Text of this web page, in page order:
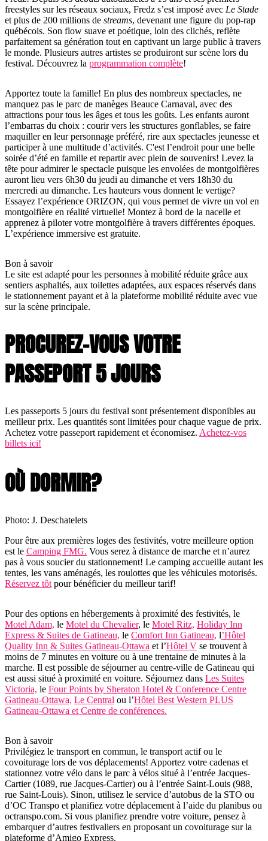
freestyles sur les réseaux sociaux, Fredz s’est imposé avec Le Stade
et plus de 200 millions de streams, devenant une figure du pop-rap
québécois. Son flow suave et poétique, loin des clichés, reflète
parfaitement sa génération tout en captivant un large public à travers
le monde. Plusieurs autres artistes se produiront sur scène lors du
festival. Découvrez la programmation complète!
Apportez toute la famille! En plus des nombreux spectacles, ne
manquez pas le parc de manèges Beauce Carnaval, avec des
attractions pour tous les âges et tous les goûts. Les enfants auront
l’embarras du choix : courir vers les structures gonflables, se faire
maquiller en leur personnage préféré, rire aux spectacles jeunesse et
participer à une multitude d’activités. C'est l’endroit pour une belle
soirée d’été en famille et repartir avec plein de souvenirs! Levez la
tête pour admirer le spectacle puisque les envolées de montgolfières
auront lieu vers 6h30 du jeudi au dimanche et vers 18h30 du
mercredi au dimanche. Les hauteurs vous donnent le vertige?
Essayez l’expérience ORIZON, qui vous permet de vivre un vol en
montgolfière en réalité virtuelle! Montez à bord de la nacelle et
apprenez à piloter votre montgolfière à travers différentes époques.
L’expérience immersive est gratuite.
Bon à savoir
Le site est adapté pour les personnes à mobilité réduite grâce aux
sentiers asphaltés, aux toilettes adaptées, aux espaces réservés dans
le stationnement payant et à la plateforme mobilité réduite avec vue
sur la scène principale.
PROCUREZ-VOUS VOTRE
PASSEPORT 5 JOURS
Les passeports 5 jours du festival sont présentement disponibles au
meilleur prix. Les quantités sont limitées pour chaque vague de prix.
Achetez votre passeport rapidement et économisez. Achetez-vos
billets ici!
OÙ DORMIR?
Photo: J. Deschatelets
Pour être aux premières loges des festivités, votre meilleure option
est le Camping FMG. Vous serez à distance de marche et n’aurez
pas à vous soucier du stationnement! Le camping accueille autant les
tentes, les vans aménagés, les roulottes que les véhicules motorisés.
Réservez tôt pour bénéficier du meilleur tarif!
Pour des options en hébergements à proximité des festivités, le
Motel Adam, le Motel du Chevalier, le Motel Ritz, Holiday Inn
Express & Suites de Gatineau, le Comfort Inn Gatineau, l’Hôtel
Quality Inn & Suites Gatineau-Ottawa et l’Hôtel V se trouvent à
moins de 7 minutes en voiture ou à une trentaine de minutes à la
marche. Il est possible de séjourner au centre-ville de Gatineau qui
est aussi situé à proximité en voiture. Séjournez dans Les Suites
Victoria, le Four Points by Sheraton Hotel & Conference Centre
Gatineau-Ottawa, Le Central ou l’Hôtel Best Western PLUS
Gatineau-Ottawa et Centre de conférences.
Bon à savoir
Privilégiez le transport en commun, le transport actif ou le
covoiturage lors de vos déplacements! Apportez votre cadenas et
stationnez votre vélo dans le parc à vélos situé à l’entrée Jacques-
Cartier (1089, rue Jacques-Cartier) ou à l’entrée Saint-Louis (988,
rue Saint-Louis). Sinon, utilisez le service d’autobus de la STO ou
d’OC Transpo et planifiez votre déplacement à l’aide du planibus ou
octranspo.com. Si vous planifiez prendre votre voiture, pensez à
embarquer d’autres festivaliers en proposant un covoiturage sur la
plateforme d’Amigo Express.